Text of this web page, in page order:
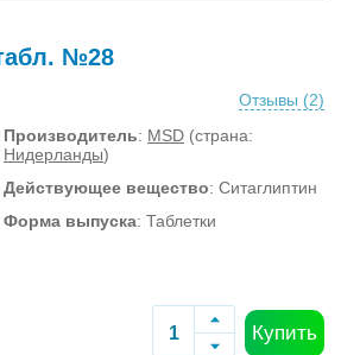
№28
Отзывы (2)
Производитель: MSD (страна:
Нидерланды)
Действующее вещество: Ситаглиптин
Форма выпуска: Таблетки
Купить